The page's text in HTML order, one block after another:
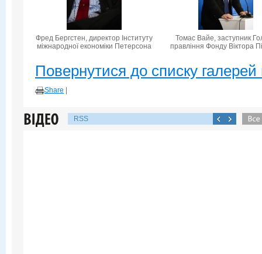
Фред Бергстен, директор Інституту
міжнародної економіки Петерсона
Томас Вайе, заступник
правління Фонду Віктора
Повернутися до списку галерей
Share
RSS